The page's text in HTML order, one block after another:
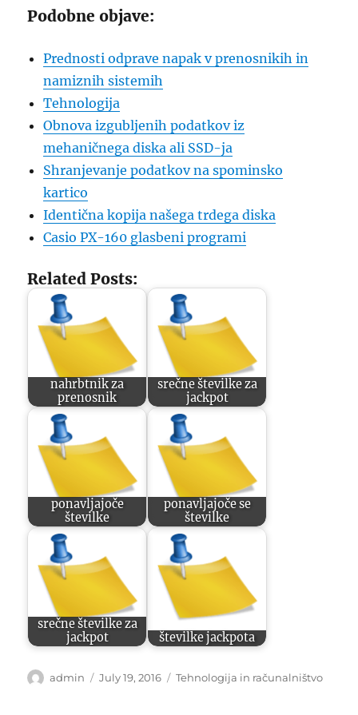
Podobne objave:
Prednosti odprave napak v prenosnikih in
namiznih sistemih
Tehnologija
Obnova izgubljenih podatkov iz
mehaničnega diska ali SSD-ja
Shranjevanje podatkov na spominsko
kartico
Identična kopija našega trdega diska
Casio PX-160 glasbeni programi
Related Posts:
nahrbtnik za
prenosnik
srečne številke za
jackpot
ponavljajoče
številke
ponavljajoče se
številke
srečne številke za
jackpot
številke jackpota
Author
admin
Posted
July 19, 2016 Categories
Tehnologija in računalništvo